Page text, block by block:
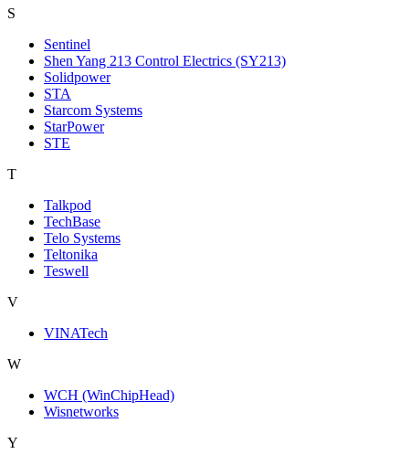
S
Sentinel
Shen Yang 213 Control Electrics (SY213)
Solidpower
STA
Starcom Systems
StarPower
STE
T
Talkpod
TechBase
Telo Systems
Teltonika
Teswell
V
VINATech
W
WCH (WinChipHead)
Wisnetworks
Y